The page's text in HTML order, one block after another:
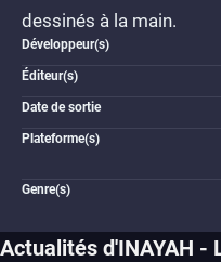
dessinés à la main.
Développeur(s)
Éditeur(s)
Date de sortie
Plateforme(s)
Genre(s)
Actualités d'INAYAH -